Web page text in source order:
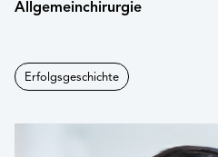
Allgemeinchirurgie
Erfolgsgeschichte